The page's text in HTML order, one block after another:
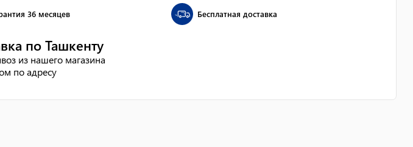
36 месяцев Бесплатная доставка
по Ташкенту
из нашего магазина
по адресу